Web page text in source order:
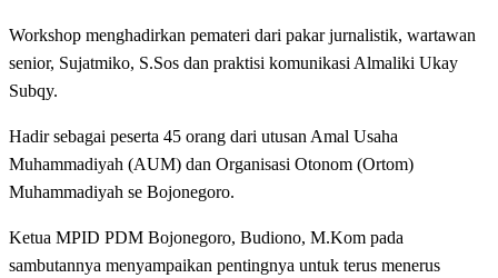
Workshop menghadirkan pemateri dari pakar jurnalistik, wartawan
senior, Sujatmiko, S.Sos dan praktisi komunikasi Almaliki Ukay
Subqy.
Hadir sebagai peserta 45 orang dari utusan Amal Usaha
Muhammadiyah (AUM) dan Organisasi Otonom (Ortom)
Muhammadiyah se Bojonegoro.
Ketua MPID PDM Bojonegoro, Budiono, M.Kom pada
sambutannya menyampaikan pentingnya untuk terus menerus